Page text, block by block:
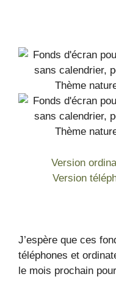
Version
Version
J’espère que ces
téléphones et
le mois prochain